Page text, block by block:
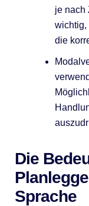
je nach
wichtig,
die
Die
Sprache